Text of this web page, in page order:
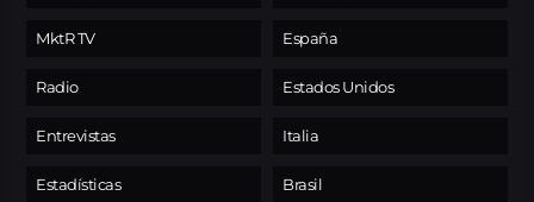
MktR TV
Radio
Entrevistas
Estadísticas
España
Estados Unidos
Italia
Brasil